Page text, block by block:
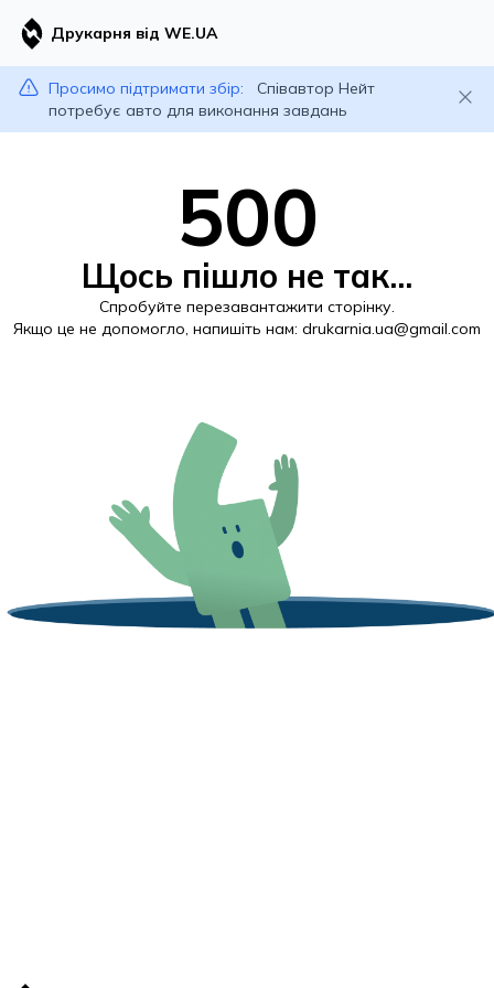
Друкарня від WE.UA
Просимо підтримати збір:
Співавтор Нейт
потребує авто для виконання завдань
500
Щось пішло не так...
Спробуйте перезавантажити сторінку.
Якщо це не допомогло, напишіть нам: drukarnia.ua@gmail.com